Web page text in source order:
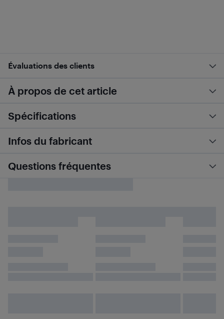
Évaluations des clients
À propos de cet article
Spécifications
Infos du fabricant
Questions fréquentes